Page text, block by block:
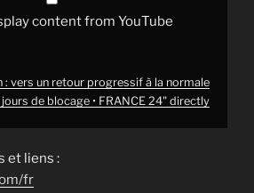
content from YouTube
: vers un retour progressif à la normale
de blocage • FRANCE 24" directly
et liens :
fr